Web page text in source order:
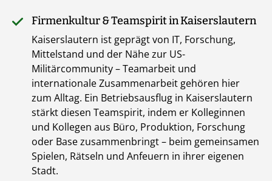
Firmenkultur & Teamspirit in Kaiserslautern
Kaiserslautern ist geprägt von IT, Forschung,
Mittelstand und der Nähe zur US-
Militärcommunity – Teamarbeit und
internationale Zusammenarbeit gehören hier
zum Alltag. Ein Betriebsausflug in Kaiserslautern
stärkt diesen Teamspirit, indem er Kolleginnen
und Kollegen aus Büro, Produktion, Forschung
oder Base zusammenbringt – beim gemeinsamen
Spielen, Rätseln und Anfeuern in ihrer eigenen
Stadt.